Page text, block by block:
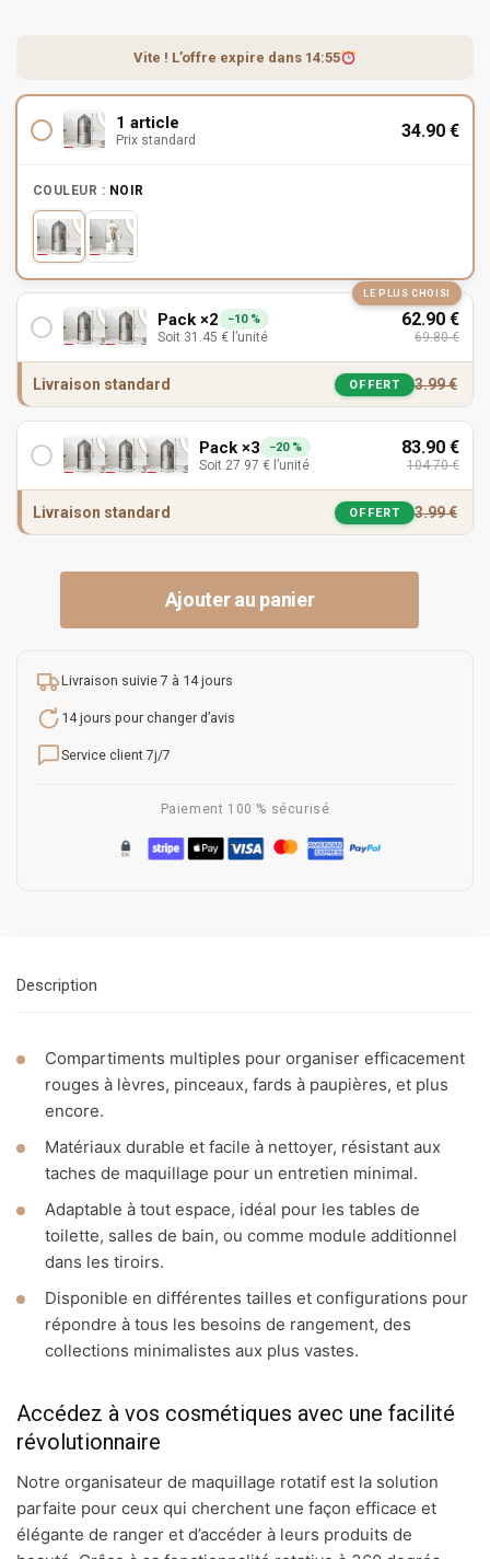
Vite ! L’offre expire dans 14:55
1 article
Prix standard 34.90 €
COULEUR : NOIR
LE PLUS CHOISI
Pack ×2 −10 %
Soit 31.45 € l’unité
62.90 €
69.80€
Livraison standard OFFERT 3.99€
Pack ×3 −20 %
Soit 27.97 € l’unité
83.90 €
104.70€
Livraison standard OFFERT 3.99€
Ajouter au panier
Livraison suivie 7 à 14 jours
14 jours pour changer d’avis
Service client 7j/7
Paiement 100 % sécurisé
Description
Compartiments multiples pour organiser efficacement
rouges à lèvres, pinceaux, fards à paupières, et plus
encore.
Matériaux durable et facile à nettoyer, résistant aux
taches de maquillage pour un entretien minimal.
Adaptable à tout espace, idéal pour les tables de
toilette, salles de bain, ou comme module additionnel
dans les tiroirs.
Disponible en différentes tailles et configurations pour
répondre à tous les besoins de rangement, des
collections minimalistes aux plus vastes.
Accédez à vos cosmétiques avec une facilité
révolutionnaire
Notre organisateur de maquillage rotatif est la solution
parfaite pour ceux qui cherchent une façon efficace et
élégante de ranger et d’accéder à leurs produits de